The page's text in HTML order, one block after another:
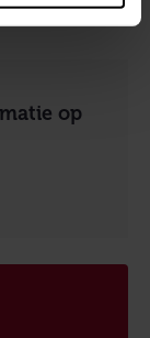
het
op